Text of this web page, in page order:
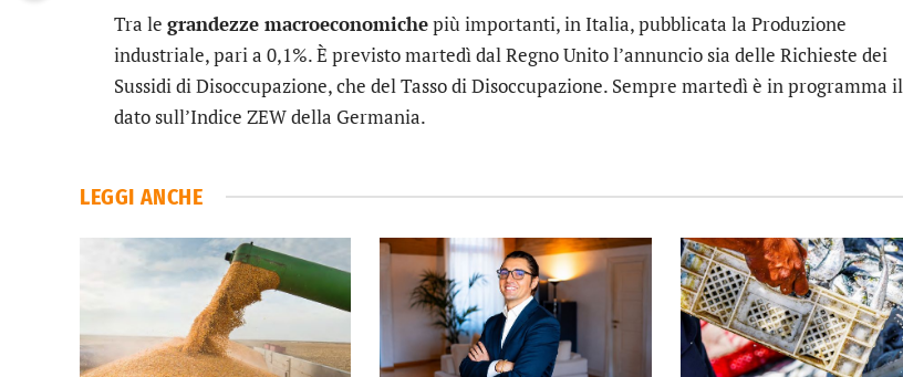
Tra le grandezze macroeconomichepiù importanti, in Italia, pubblicata la Produzione
industriale, pari a 0,1%. È previsto martedì dal Regno Unito l’annuncio sia delle Richieste dei
Sussidi di Disoccupazione, che del Tasso di Disoccupazione. Sempre martedì è in programma il
dato sull’Indice ZEW della Germania.
LEGGI ANCHE